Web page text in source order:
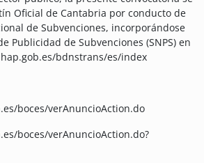
Oficial de Cantabria por conducto de
de Subvenciones, incorporándose
Publicidad de Subvenciones (SNPS) en
bdnstrans/es/index
boces/verAnuncioAction.do
boces/verAnuncioAction.do?